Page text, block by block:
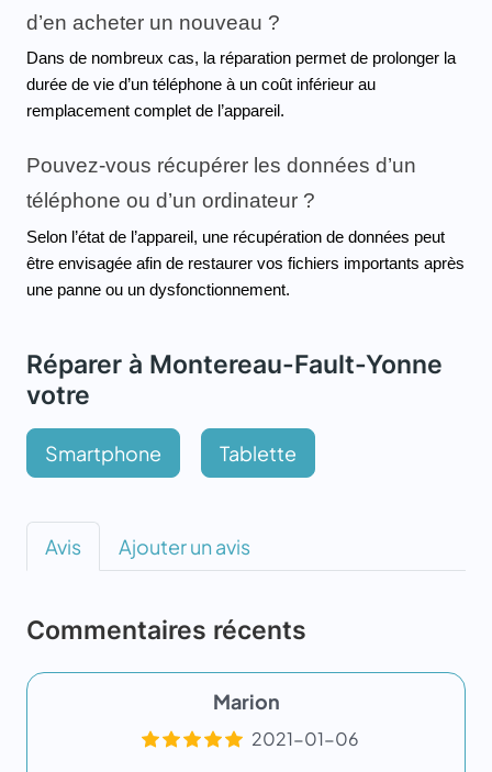
d’en acheter un nouveau ?
Dans de nombreux cas, la réparation permet de prolonger la
durée de vie d’un téléphone à un coût inférieur au
remplacement complet de l’appareil.
Pouvez-vous récupérer les données d’un
téléphone ou d’un ordinateur ?
Selon l’état de l’appareil, une récupération de données peut
être envisagée afin de restaurer vos fichiers importants après
une panne ou un dysfonctionnement.
Réparer à Montereau-Fault-Yonne
votre
Smartphone Tablette
Avis Ajouter un avis
Commentaires récents
Marion
2021-01-06